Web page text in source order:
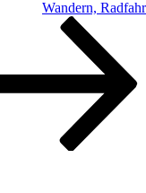
Wandern,